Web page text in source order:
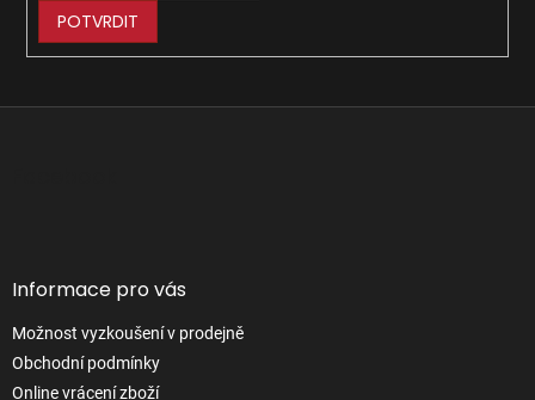
POTVRDIT
Z
Informace pro vás
Možnost vyzkoušení v prodejně
Obchodní podmínky
Online vrácení zboží